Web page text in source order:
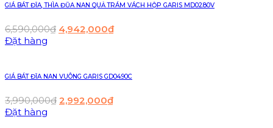
GIÁ BÁT ĐĨA, THÌA ĐŨA NAN QUẢ TRÁM VÁCH HỘP GARIS MD02.80V
6,590,000₫ 4,942,000₫
Đặt hàng
GIÁ BÁT ĐĨA NAN VUÔNG GARIS GD04.90C
3,990,000₫ 2,992,000₫
Đặt hàng